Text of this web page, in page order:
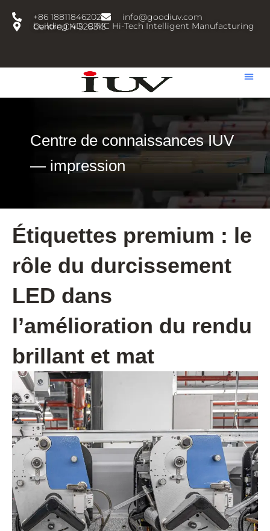
+86 18811846202
info@goodiuv.com
building 4D, CIMC Hi-Tech Intelligent Manufacturing Centre,CN 528313
Centre de connaissances IUV
— impression
Étiquettes premium : le
rôle du durcissement
LED dans
l’amélioration du rendu
brillant et mat